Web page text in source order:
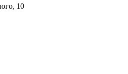
10